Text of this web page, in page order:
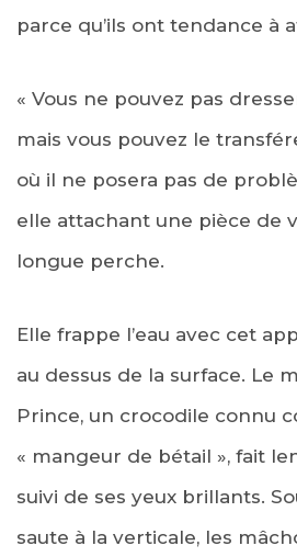
parce qu’ils ont tendance à
« Vous ne pouvez pas
mais vous pouvez le
où il ne posera pas de
elle attachant une pièce de
longue perche.
Elle frappe l’eau avec cet
au dessus de la surface. Le
Prince, un crocodile connu
« mangeur de bétail », fait
suivi de ses yeux brillants.
saute à la verticale, les